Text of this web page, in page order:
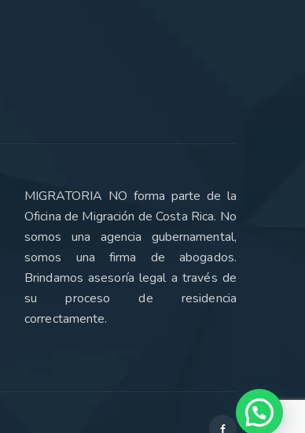
MIGRATORIA NO forma parte de la
Oficina de Migración de Costa Rica. No
somos una agencia gubernamental,
somos una firma de abogados.
Brindamos asesoría legal a través de
su proceso de residencia
correctamente.